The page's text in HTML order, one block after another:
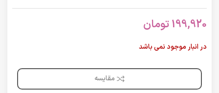
199,920تومان
در انبار موجود نمی باشد
مقایسه